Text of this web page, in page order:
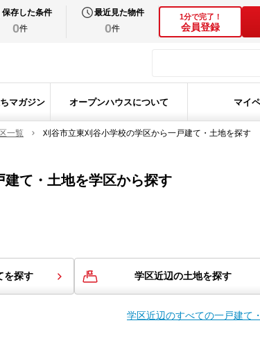
保存した条件
0件
最近見た物件
0件
1分で完了！
会員登録
マガジン オープンハウスについて マイ
一覧 刈谷市立東刈谷小学校の学区から一戸建て・土地を探す
建て・土地を学区から探す
を探す 学区近辺の土地を探す
学区近辺のすべての一戸建て